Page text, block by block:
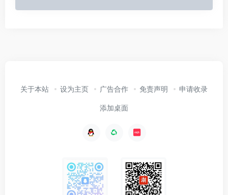
关于本站 设为主页 广告合作 免责声明 申请收录
添加桌面